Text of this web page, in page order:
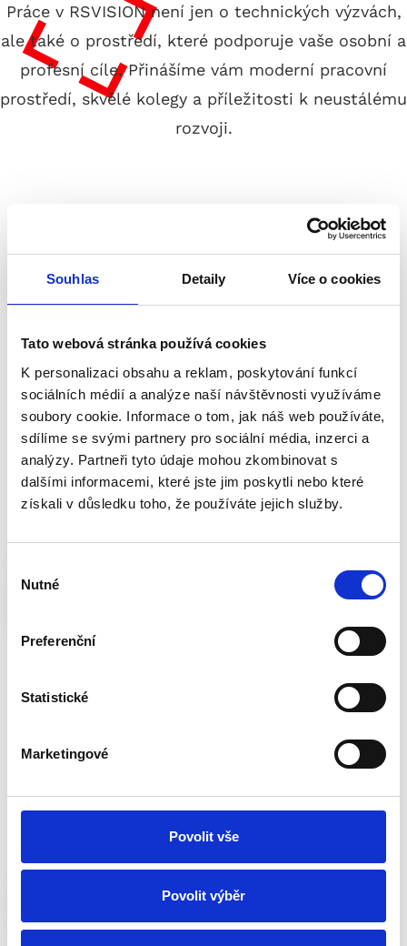
Souhlas Detaily Více o cookies
Tato webová stránka používá cookies
K personalizaci obsahu a reklam, poskytování funkcí
sociálních médií a analýze naší návštěvnosti využíváme
soubory cookie. Informace o tom, jak náš web používáte,
sdílíme se svými partnery pro sociální média, inzerci a
analýzy. Partneři tyto údaje mohou zkombinovat s
dalšími informacemi, které jste jim poskytli nebo které
získali v důsledku toho, že používáte jejich služby.
Nutné
Preferenční
Statistické
Marketingové
Povolit vše
Povolit výběr
Práce v RSVISION není jen o technických výzvách,
ale také o prostředí, které podporuje vaše osobní a
profesní cíle. Přinášíme vám moderní pracovní
prostředí, skvělé kolegy a příležitosti k neustálému
rozvoji.
Jednota v
různorodosti
Jsme tým lidí, kde má každý hlas svou váhu. Společně
vytváříme prostředí, kde si navzájem pomáháme a
podporujeme se v růstu, bez ohledu na pozici.
Nebojíme se přijímat výzvy a objevovat nové možnosti.